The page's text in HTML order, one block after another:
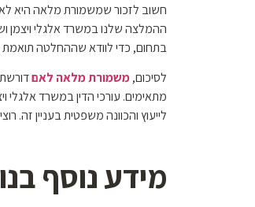
חשוב לזכור שמשמורת מלאה היא לא
ההמלצה שלנו במשרד אלגלי ויצמן
בתחום, כדי לוודא שההחלטה תואמת
לסיכום,משמורת מלאה לאם
מתאימים. עורכי הדין במשרד אלגלי
לייעוץ והכוונה משפטית בעניין זה.
מידע נוסף